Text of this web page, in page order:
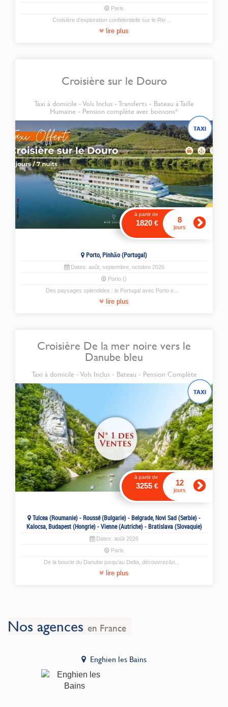
Paris
Croisière d’exploration confidentielle sur le Rio
lire plus
Croisière sur le Douro
Taxi à domicile - Vols Inclus - Transferts - Bateau à Taille
Humaine - Pension complète avec boissons*
à partir de
1820€ 8
jours
Porto, Pinhão (Portugal)
Dates: août, septembre, octobre2026
Porto ()
Des paysages splendides : le Portugal avec Porto e...
lire plus
Croisière De la mer noire vers le
Danube bleu
Taxi à domicile - Vols Inclus - Bateau - Pension Complète
à partir de
3255€ 12
jours
Tulcea (Roumanie) - Roussé (Bulgarie) - Belgrade, Novi Sad (Serbie) -
Kalocsa, Budapest (Hongrie) - Vienne (Autriche) - Bratislava (Slovaquie)
Dates: août 2026
Paris
De la boucle du Danube jusqu'au Delta, découvrez&n...
lire plus
Nos agences en France
Enghien les Bains